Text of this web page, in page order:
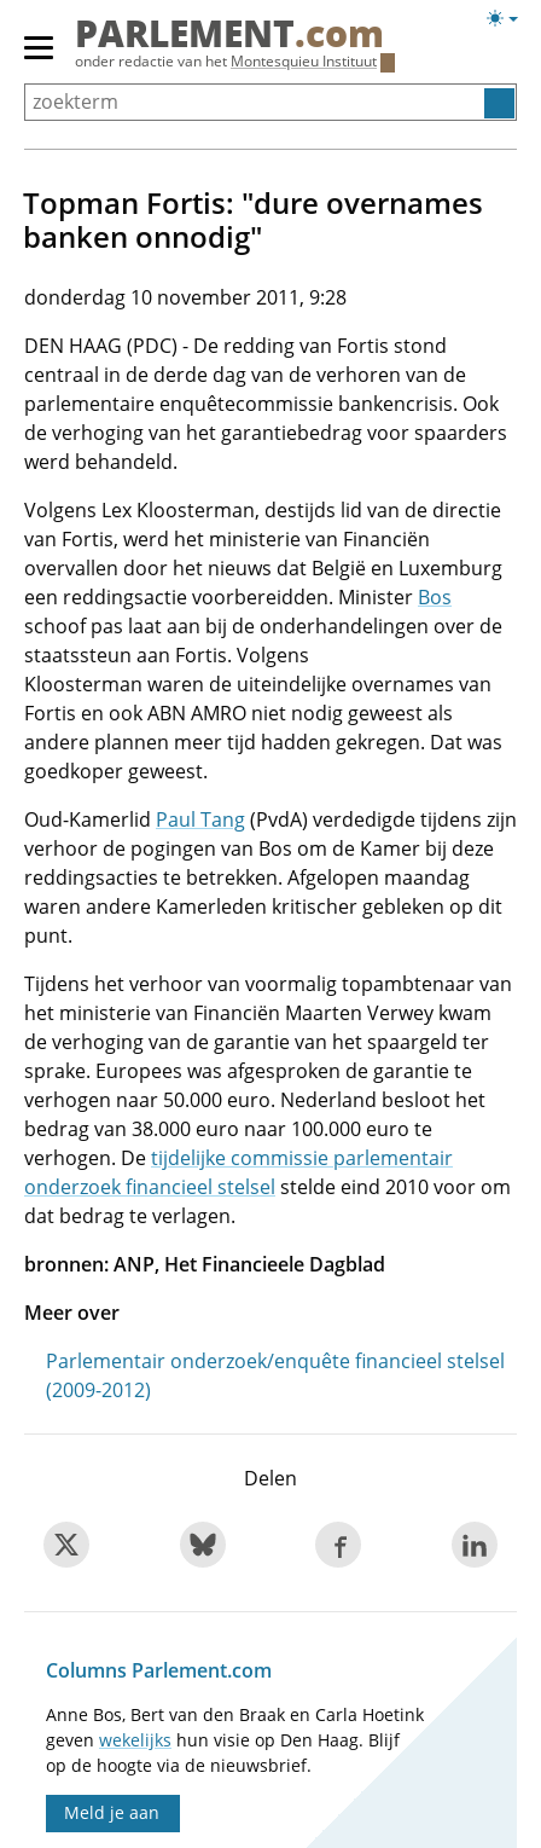
Overslaan
Primair
menu
tonen/verbergen
PARLEMENT.com
onder redactie van het Montesquieu Instituut
Topman Fortis: "dure overnames
banken onnodig"
donderdag 10 november 2011, 9:28
DEN HAAG (PDC) - De redding van Fortis stond
centraal in de derde dag van de verhoren van de
parlementaire enquêtecommissie bankencrisis. Ook
de verhoging van het garantiebedrag voor spaarders
werd behandeld.
Volgens Lex Kloosterman, destijds lid van de directie
van Fortis, werd het ministerie van Financiën
overvallen door het nieuws dat België en Luxemburg
een reddingsactie voorbereidden. Minister Bos
schoof pas laat aan bij de onderhandelingen over de
staatssteun aan Fortis. Volgens
Kloosterman waren de uiteindelijke overnames van
Fortis en ook ABN AMRO niet nodig geweest als
andere plannen meer tijd hadden gekregen. Dat was
goedkoper geweest.
Oud-Kamerlid Paul Tang(PvdA) verdedigde tijdens zijn
verhoor de pogingen van Bos om de Kamer bij deze
reddingsacties te betrekken. Afgelopen maandag
waren andere Kamerleden kritischer gebleken op dit
punt.
Tijdens het verhoor van voormalig topambtenaar van
het ministerie van Financiën Maarten Verwey kwam
de verhoging van de garantie van het spaargeld ter
sprake. Europees was afgesproken de garantie te
verhogen naar 50.000 euro. Nederland besloot het
bedrag van 38.000 euro naar 100.000 euro te
verhogen. Detijdelijke commissie parlementair
onderzoek financieel stelsel stelde eind 2010 voor om
dat bedrag te verlagen.
bronnen: ANP, Het Financieele Dagblad
Meer over
Parlementair onderzoek/enquête financieel stelsel
(2009-2012)
Delen
Columns Parlement.com
Anne Bos, Bert van den Braak en Carla Hoetink
geven wekelijks hun visie op Den Haag. Blijf
op de hoogte via de nieuwsbrief.
Meld je aan